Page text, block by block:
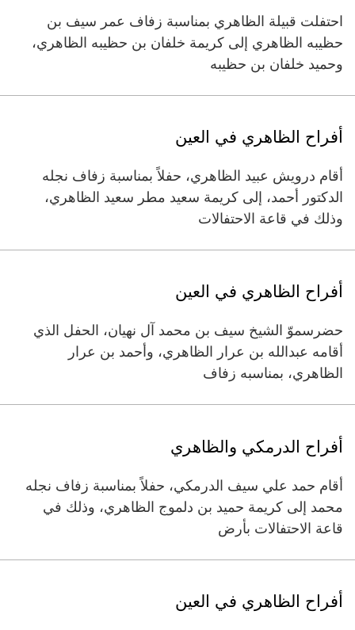
احتفلت قبيلة الظاهري بمناسبة زفاف عمر سيف بن
حظيبه الظاهري إلى كريمة خلفان بن حظيبه الظاهري،
وحميد خلفان بن حظيبه
أفراح الظاهري في العين
أقام درويش عبيد الظاهري، حفلاً بمناسبة زفاف نجله
الدكتور أحمد، إلى كريمة سعيد مطر سعيد الظاهري،
وذلك في قاعة الاحتفالات
أفراح الظاهري في العين
حضرسموّ الشيخ سيف بن محمد آل نهيان، الحفل الذي
أقامه عبدالله بن عرار الظاهري، وأحمد بن عرار
الظاهري، بمناسبه زفاف
أفراح الدرمكي والظاهري
أقام حمد علي سيف الدرمكي، حفلاً بمناسبة زفاف نجله
محمد إلى كريمة حميد بن دلموج الظاهري، وذلك في
قاعة الاحتفالات بأرض
أفراح الظاهري في العين